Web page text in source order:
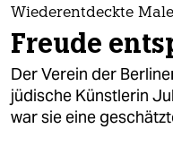
themen
politik
öko
gesellschaft
Wiederentdeckte
Freude
Der Verein der
jüdische Künstlerin
war sie eine